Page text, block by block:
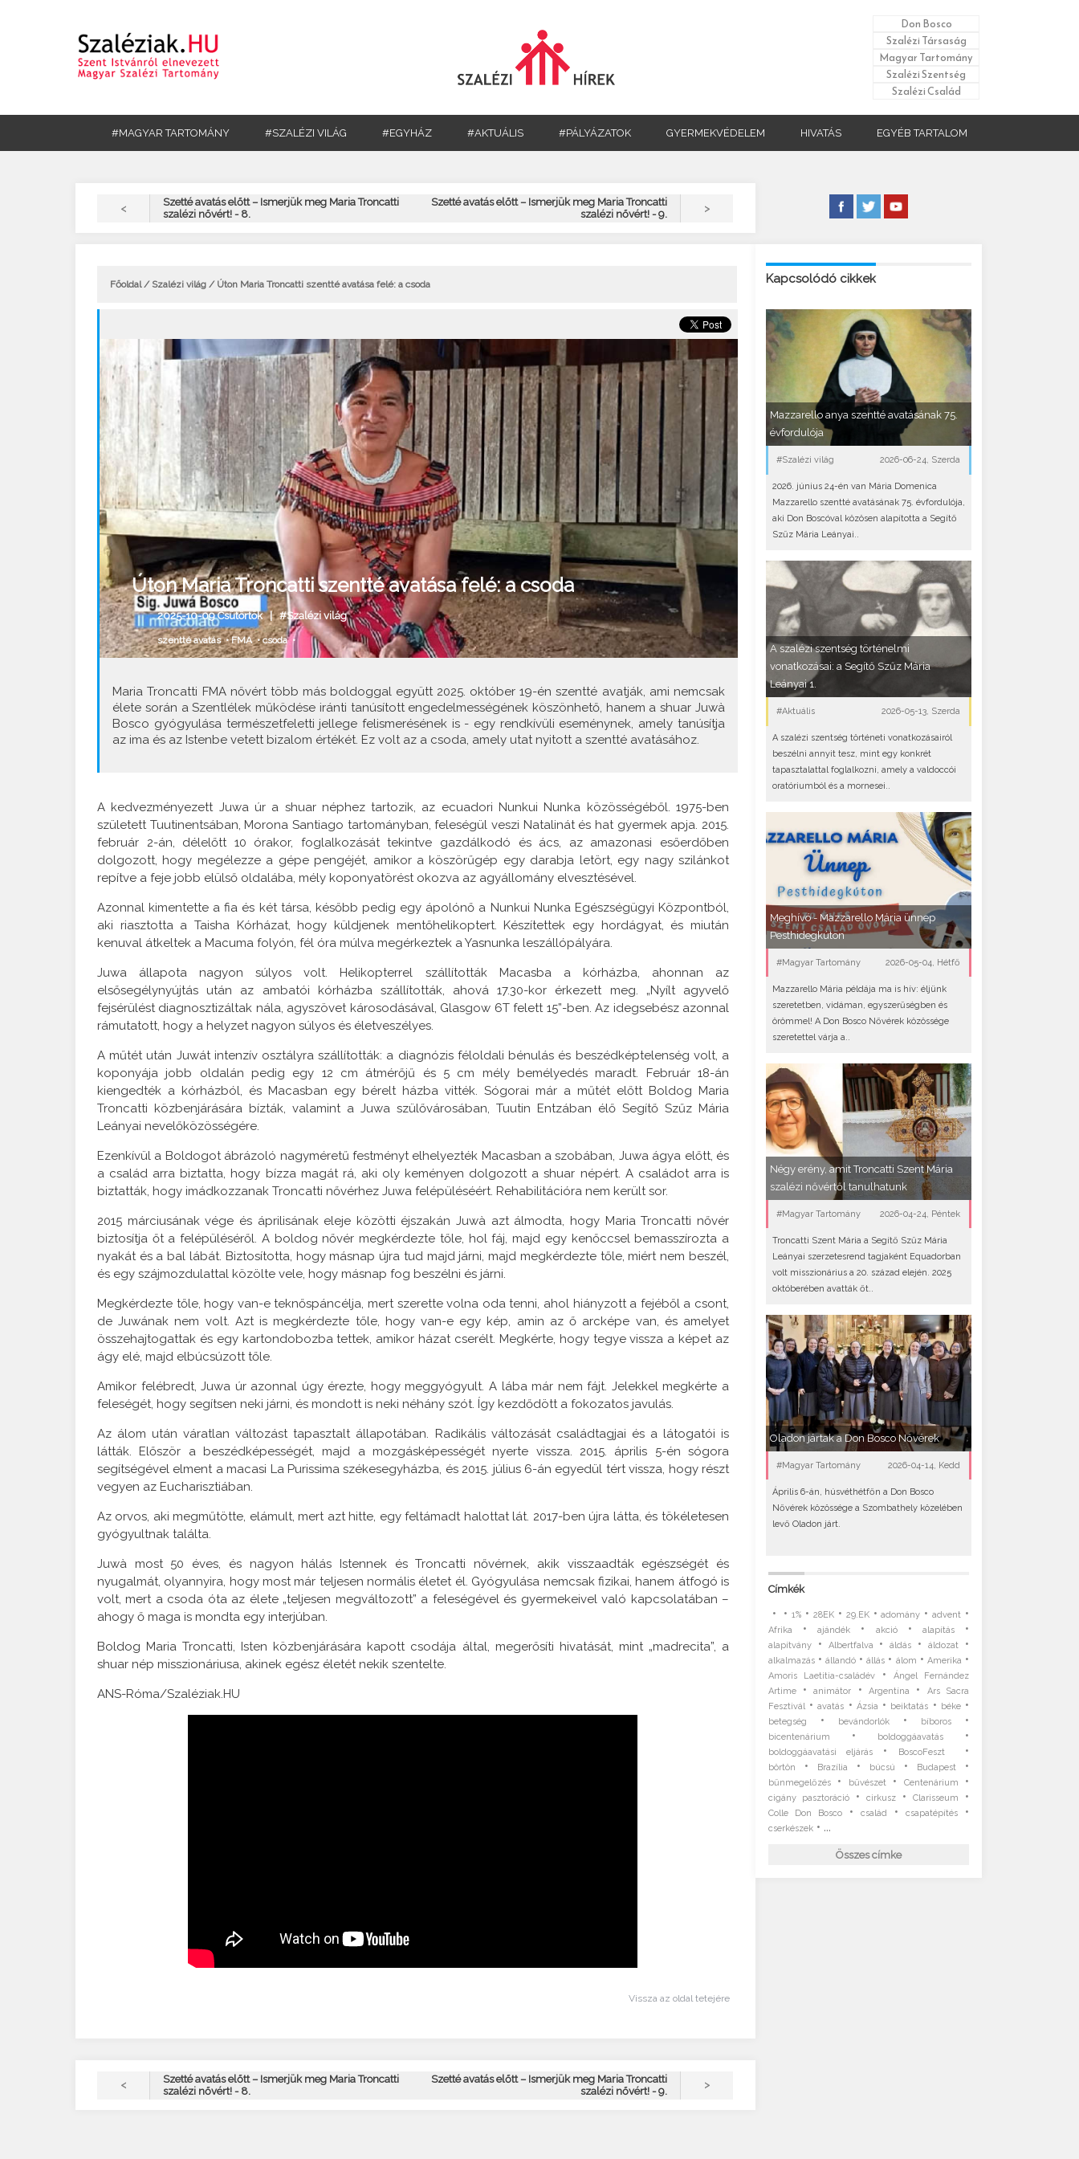
Don Bosco
Szalézi Társaság
Magyar Tartomány
Szalézi Szentség
Szalézi Család
#MAGYAR TARTOMÁNY #SZALÉZI VILÁG #EGYHÁZ #AKTUÁLIS #PÁLYÁZATOK GYERMEKVÉDELEM HIVATÁS EGYÉB TARTALOM
<
Szetté avatás előtt – Ismerjük meg Maria Troncatti
szalézi nővért! - 8.
Szetté avatás előtt – Ismerjük meg Maria Troncatti
szalézi nővért! - 9.
>
Főoldal/ Szalézi világ / Úton Maria Troncatti szentté avatása felé: a csoda
Úton Maria Troncatti szentté avatása felé: a csoda
2025-10-09 Csütörtök |#Szalézi világ
szentté avatás•FMA•csoda•
Maria Troncatti FMA nővért több más boldoggal együtt 2025. október 19-én szentté avatják, ami nemcsak
élete során a Szentlélek működése iránti tanúsított engedelmességének köszönhető, hanem a shuar Juwà
Bosco gyógyulása természetfeletti jellege felismerésének is - egy rendkívüli eseménynek, amely tanúsítja
az ima és az Istenbe vetett bizalom értékét. Ez volt az a csoda, amely utat nyitott a szentté avatásához.
A kedvezményezett Juwa úr a shuar néphez tartozik, az ecuadori Nunkui Nunka közösségéből. 1975-ben
született Tuutinentsában, Morona Santiago tartományban, feleségül veszi Natalinát és hat gyermek apja. 2015.
február 2-án, délelőtt 10 órakor, foglalkozását tekintve gazdálkodó és ács, az amazonasi esőerdőben
dolgozott, hogy megélezze a gépe pengéjét, amikor a köszörűgép egy darabja letört, egy nagy szilánkot
repítve a feje jobb elülső oldalába, mély koponyatörést okozva az agyállomány elvesztésével.
Azonnal kimentette a fia és két társa, később pedig egy ápolónő a Nunkui Nunka Egészségügyi Központból,
aki riasztotta a Taisha Kórházat, hogy küldjenek mentőhelikoptert. Készítettek egy hordágyat, és miután
kenuval átkeltek a Macuma folyón, fél óra múlva megérkeztek a Yasnunka leszállópályára.
Juwa állapota nagyon súlyos volt. Helikopterrel szállították Macasba a kórházba, ahonnan az
elsősegélynyújtás után az ambatói kórházba szállították, ahová 17.30-kor érkezett meg. „Nyílt agyvelő
fejsérülést diagnosztizáltak nála, agyszövet károsodásával, Glasgow 6T felett 15”-ben. Az idegsebész azonnal
rámutatott, hogy a helyzet nagyon súlyos és életveszélyes.
A műtét után Juwát intenzív osztályra szállították: a diagnózis féloldali bénulás és beszédképtelenség volt, a
koponyája jobb oldalán pedig egy 12 cm átmérőjű és 5 cm mély bemélyedés maradt. Február 18-án
kiengedték a kórházból, és Macasban egy bérelt házba vitték. Sógorai már a műtét előtt Boldog Maria
Troncatti közbenjárására bízták, valamint a Juwa szülővárosában, Tuutin Entzában élő Segítő Szűz Mária
Leányai nevelőközösségére.
Ezenkívül a Boldogot ábrázoló nagyméretű festményt elhelyezték Macasban a szobában, Juwa ágya előtt, és
a család arra biztatta, hogy bízza magát rá, aki oly keményen dolgozott a shuar népért. A családot arra is
biztatták, hogy imádkozzanak Troncatti nővérhez Juwa felépüléséért. Rehabilitációra nem került sor.
2015 márciusának vége és áprilisának eleje közötti éjszakán Juwà azt álmodta, hogy Maria Troncatti nővér
biztosítja őt a felépüléséről. A boldog nővér megkérdezte tőle, hol fáj, majd egy kenőccsel bemasszírozta a
nyakát és a bal lábát. Biztosította, hogy másnap újra tud majd járni, majd megkérdezte tőle, miért nem beszél,
és egy szájmozdulattal közölte vele, hogy másnap fog beszélni és járni.
Megkérdezte tőle, hogy van-e teknőspáncélja, mert szerette volna oda tenni, ahol hiányzott a fejéből a csont,
de Juwának nem volt. Azt is megkérdezte tőle, hogy van-e egy kép, amin az ő arcképe van, és amelyet
összehajtogattak és egy kartondobozba tettek, amikor házat cserélt. Megkérte, hogy tegye vissza a képet az
ágy elé, majd elbúcsúzott tőle.
Amikor felébredt, Juwa úr azonnal úgy érezte, hogy meggyógyult. A lába már nem fájt. Jelekkel megkérte a
feleségét, hogy segítsen neki járni, és mondott is neki néhány szót. Így kezdődött a fokozatos javulás.
Az álom után váratlan változást tapasztalt állapotában. Radikális változását családtagjai és a látogatói is
látták. Először a beszédképességét, majd a mozgásképességét nyerte vissza. 2015. április 5-én sógora
segítségével elment a macasi La Purissima székesegyházba, és 2015. július 6-án egyedül tért vissza, hogy részt
vegyen az Eucharisztiában.
Az orvos, aki megműtötte, elámult, mert azt hitte, egy feltámadt halottat lát. 2017-ben újra látta, és tökéletesen
gyógyultnak találta.
Juwà most 50 éves, és nagyon hálás Istennek és Troncatti nővérnek, akik visszaadták egészségét és
nyugalmát, olyannyira, hogy most már teljesen normális életet él. Gyógyulása nemcsak fizikai, hanem átfogó is
volt, mert a csoda óta az élete „teljesen megváltozott” a feleségével és gyermekeivel való kapcsolatában –
ahogy ő maga is mondta egy interjúban.
Boldog Maria Troncatti, Isten közbenjárására kapott csodája által, megerősíti hivatását, mint „madrecita”, a
shuar nép misszionáriusa, akinek egész életét nekik szentelte.
ANS-Róma/Szaléziak.HU
Vissza az oldal tetejére
Kapcsolódó cikkek
Mazzarello anya szentté avatásának 75.
évfordulója
#Szalézi világ 2026-06-24, Szerda
2026. június 24-én van Mária Domenica
Mazzarello szentté avatásának 75. évfordulója,
aki Don Boscóval közösen alapította a Segítő
Szűz Mária Leányai..
A szalézi szentség történelmi
vonatkozásai: a Segítő Szűz Mária
Leányai 1.
#Aktuális 2026-05-13, Szerda
A szalézi szentség történeti vonatkozásairól
beszélni annyit tesz, mint egy konkrét
tapasztalattal foglalkozni, amely a valdoccói
oratóriumból és a mornesei..
Meghívó - Mazzarello Mária ünnep
Pesthidegkúton
#Magyar Tartomány 2026-05-04, Hétfő
Mazzarello Mária példája ma is hív: éljünk
szeretetben, vidáman, egyszerűségben és
örömmel! A Don Bosco Nővérek közössége
szeretettel várja a..
Négy erény, amit Troncatti Szent Mária
szalézi nővértől tanulhatunk
#Magyar Tartomány 2026-04-24, Péntek
Troncatti Szent Mária a Segítő Szűz Mária
Leányai szerzetesrend tagjaként Equadorban
volt misszionárius a 20. század elején. 2025
októberében avatták őt..
Oladon jártak a Don Bosco Nővérek
#Magyar Tartomány 2026-04-14, Kedd
Április 6-án, húsvéthétfőn a Don Bosco
Nővérek közössége a Szombathely közelében
levő Oladon járt.
Címkék
• •1% • 28EK • 29.EK•adomány •advent •
Afrika •ajándék • akció• alapítás•
alapítvány• Albertfalva •áldás •áldozat •
alkalmazás•állandó •állás • álom • Amerika •
Amoris Laetitia-családév•
Ángel Fernández
Artime•animátor •Argentína •
Ars Sacra
Fesztivál•avatás • Ázsia • beiktatás • béke•
betegség • bevándorlók• bíboros •
bicentenárium • boldoggáavatás•
boldoggáavatási eljárás • BoscoFeszt •
börtön • Brazília • búcsú • Budapest •
bűnmegelőzés• bűvészet• Centenárium •
cigány pasztoráció• cirkusz•Clarisseum •
Colle Don Bosco• család •csapatépítés •
cserkészek• ...
Összes címke
<
Szetté avatás előtt – Ismerjük meg Maria Troncatti
szalézi nővért! - 8.
Szetté avatás előtt – Ismerjük meg Maria Troncatti
szalézi nővért! - 9.
>